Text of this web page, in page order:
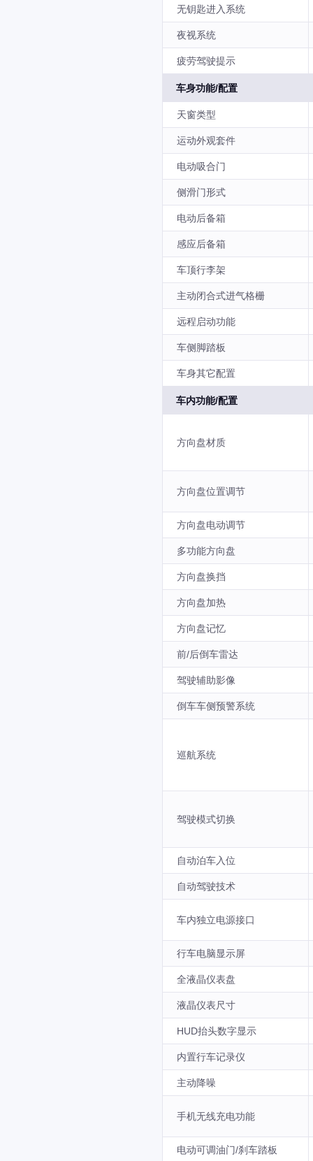
无钥匙进入系统
夜视系统
疲劳驾驶提示
车身功能/配置
天窗类型
运动外观套件
电动吸合门
侧滑门形式
电动后备箱
感应后备箱
车顶行李架
主动闭合式进气格栅
远程启动功能
车侧脚踏板
车身其它配置
车内功能/配置
方向盘材质
方向盘位置调节
方向盘电动调节
多功能方向盘
方向盘换挡
方向盘加热
方向盘记忆
前/后倒车雷达
驾驶辅助影像
倒车车侧预警系统
巡航系统
驾驶模式切换
自动泊车入位
自动驾驶技术
车内独立电源接口
行车电脑显示屏
全液晶仪表盘
液晶仪表尺寸
HUD抬头数字显示
内置行车记录仪
主动降噪
手机无线充电功能
电动可调油门/刹车踏板